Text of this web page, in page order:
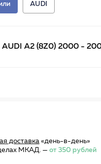
AUDI
AUDI A2 (8Z0) 2000 -
доставка «день-в-день»
МКАД. — от 350 рублей